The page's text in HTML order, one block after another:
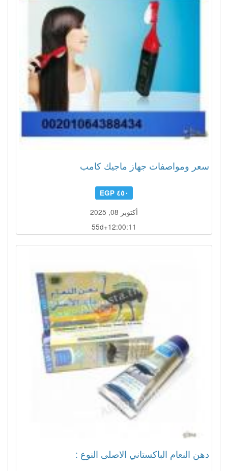
سعر ومواصفات جهاز ماجيك كامب
٤٥٠ EGP
أكتوبر 08, 2025
55d+12:00:10
دهن النعام الباكستاني الاصلى النوع :